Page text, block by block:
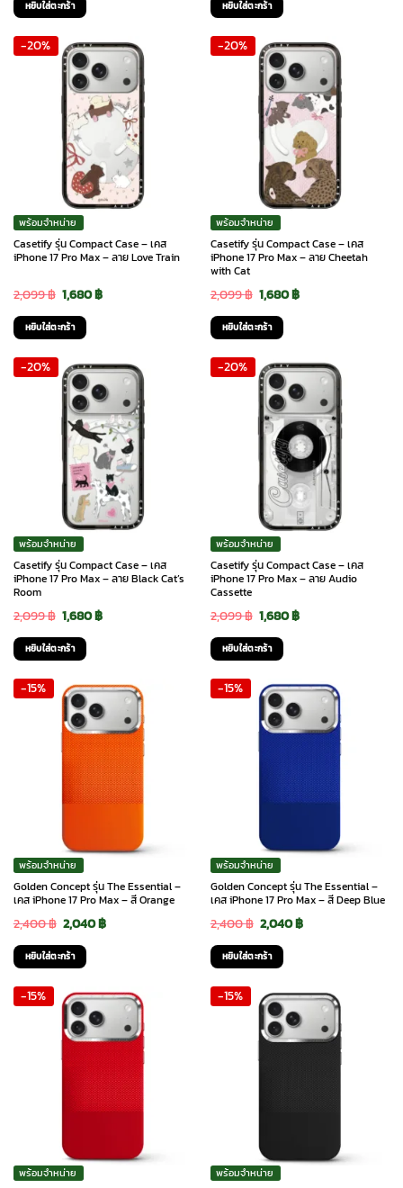
was:
2,099 ฿.1,680 ฿.
หยิบใส่ตะกร้า
was:
2,099 ฿.1,680 ฿.
หยิบใส่ตะกร้า
-20%
พร้อมจำหน่าย
Casetify รุ่น Compact Case – เคส
iPhone 17 Pro Max – ลาย Love Train
2,099฿ Original
price
was:
2,099 ฿.
1,680฿Current
1,680 ฿.
หยิบใส่ตะกร้า
-20%
พร้อมจำหน่าย
Casetify รุ่น Compact Case – เคส
iPhone 17 Pro Max – ลาย Cheetah
with Cat
2,099฿ Original
price
was:
2,099 ฿.
1,680฿Current
1,680 ฿.
หยิบใส่ตะกร้า
-20%
พร้อมจำหน่าย
Casetify รุ่น Compact Case – เคส
iPhone 17 Pro Max – ลาย Black Cat’s
Room
2,099฿ Original
price
was:
2,099 ฿.
1,680฿Current
1,680 ฿.
หยิบใส่ตะกร้า
-20%
พร้อมจำหน่าย
Casetify รุ่น Compact Case – เคส
iPhone 17 Pro Max – ลาย Audio
Cassette
2,099฿ Original
price
was:
2,099 ฿.
1,680฿Current
1,680 ฿.
หยิบใส่ตะกร้า
-15%
พร้อมจำหน่าย
Golden Concept รุ่น The Essential –
เคส iPhone 17 Pro Max – สี Orange
2,400฿ Original
price
was:
2,400 ฿.
2,040฿Current
2,040 ฿.
หยิบใส่ตะกร้า
-15%
พร้อมจำหน่าย
Golden Concept รุ่น The Essential –
เคส iPhone 17 Pro Max – สี Deep Blue
2,400฿ Original
price
was:
2,400 ฿.
2,040฿Current
2,040 ฿.
หยิบใส่ตะกร้า
-15%
พร้อมจำหน่าย
-15%
พร้อมจำหน่าย